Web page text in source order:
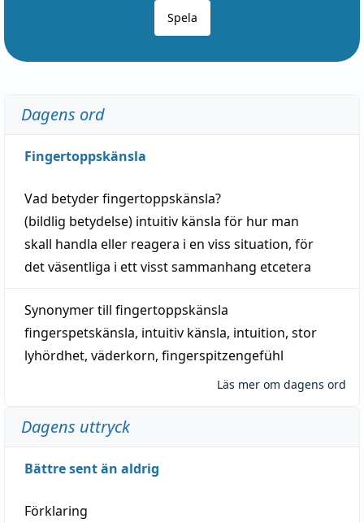
Spela
Dagens ord
Fingertoppskänsla
Vad betyderfingertoppskänsla?
(bildlig betydelse) intuitiv känsla för hur man
skall handla eller reagera i en viss situation, för
det väsentliga i ett visstsammanhang etcetera
Synonymer till fingertoppskänsla
fingerspetskänsla, intuitiv känsla, intuition, stor
lyhördhet, väderkorn, fingerspitzengefühl
Läs mer om dagens ord
Dagens uttryck
Bättre sent än aldrig
Förklaring